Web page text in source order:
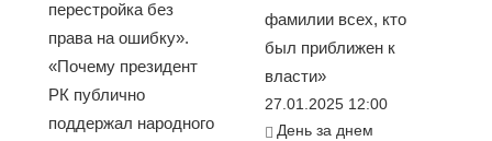
перестройка без
права на ошибку».
«Почему президент
РК публично
поддержал народного
фамилии всех, кто
был приближен к
власти»
27.01.2025 12:00
День за днем